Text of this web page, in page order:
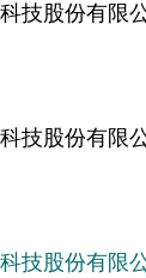
技股份有限
技股份有限
技股份有限